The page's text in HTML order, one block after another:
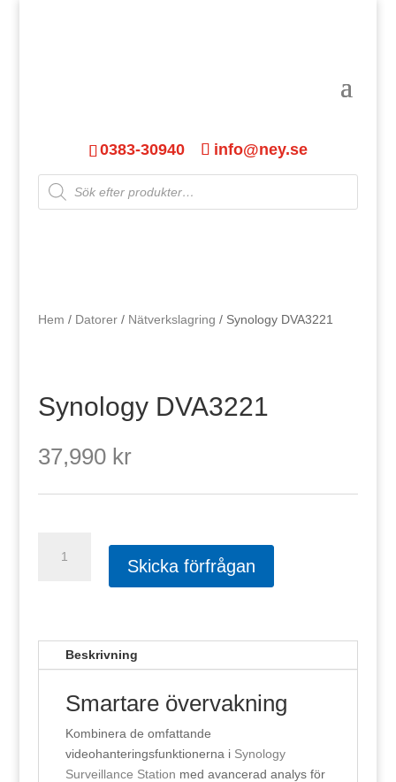
0383-30940 info@ney.se
Products
search
Hem / Datorer/ Nätverkslagring / Synology DVA3221
Synology DVA3221
37,990 kr
DVA3221
Skicka förfrågan
Beskrivning
Smartare övervakning
Kombinera de omfattande
videohanteringsfunktionerna i Synology
Surveillance Station med avancerad analys för